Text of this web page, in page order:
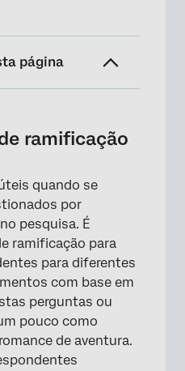
página
de progresso
esse Característica
ramificação
quando se
por
pesquisa. É
ramificação para
para diferentes
com base em
perguntas ou
pouco como
de aventura.